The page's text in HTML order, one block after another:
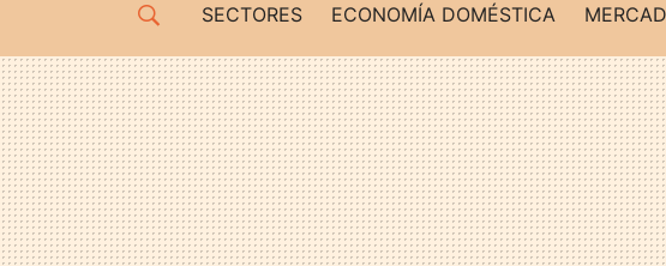
SECTORES ECONOMÍA DOMÉSTICA